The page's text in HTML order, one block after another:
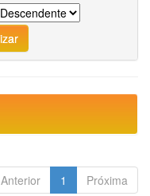
Anterior 1 Próxima